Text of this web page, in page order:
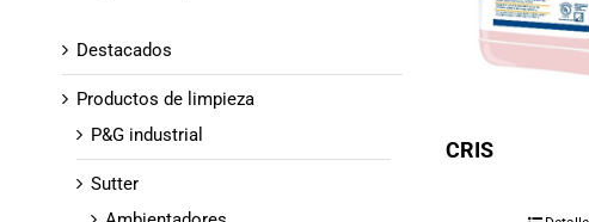
CRIS
Destacados
Productos de limpieza
P&G industrial
Sutter